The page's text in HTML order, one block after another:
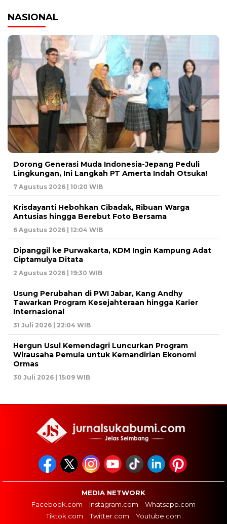
NASIONAL
Dorong Generasi Muda Indonesia-Jepang Peduli
Lingkungan, Ini Langkah PT Amerta Indah Otsuka!
7 Agustus 2026 | 10:20 WIB
Krisdayanti Hebohkan Cibadak, Ribuan Warga
Antusias hingga Berebut Foto Bersama
6 Agustus 2026 | 12:04 WIB
Dipanggil ke Purwakarta, KDM Ingin Kampung Adat
Ciptamulya Ditata
2 Agustus 2026 | 19:30 WIB
Usung Perubahan di PWI Jabar, Kang Andhy
Tawarkan Program Kesejahteraan hingga Karier
Internasional
31 Juli 2026 | 22:04 WIB
Hergun Usul Kemendagri Luncurkan Program
Wirausaha Pemula untuk Kemandirian Ekonomi
Ormas
30 Juli 2026 | 15:09 WIB
MEDIA NETWORK
Facebook.com
Instagram.com
Whatsapp.com
Tiktok.com
Twitter.com Youtube.com